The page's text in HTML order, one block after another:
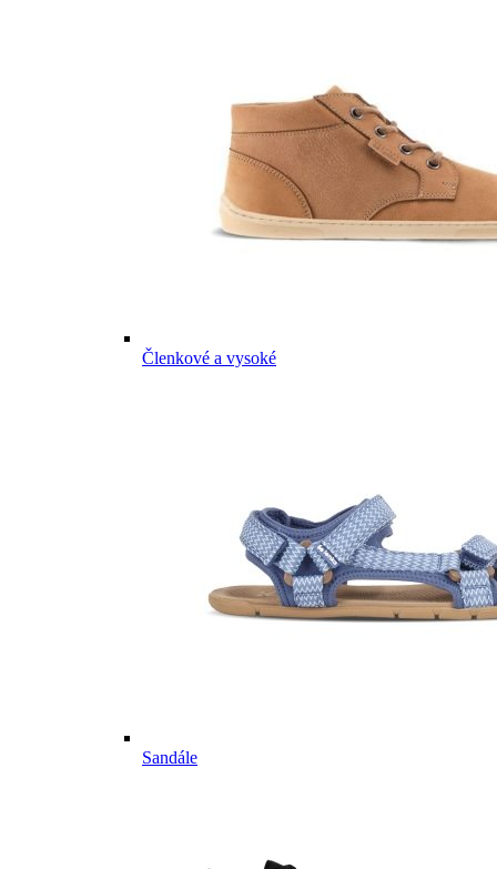
Členkové a vysoké
Sandále